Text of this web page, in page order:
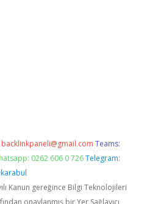
backlinkpaneli@gmail.com Teams:
0262 606 0 726 Telegram:
Kanun gereğince Bilgi Teknolojileri
onaylanmış bir Yer Sağlayıcı